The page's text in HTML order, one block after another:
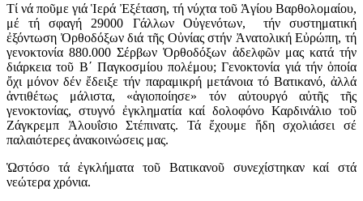
Τί νά ποῦμε γιά Ἱερά Ἐξέταση, τή νύχτα τοῦ Ἁγίου Βαρθολομαίου,
μέ τή σφαγή 29000 Γάλλων Οὐγενότων, τήν συστηματική
ἐξόντωση Ὀρθοδόξων διά τῆς Οὐνίας στήν Ἀνατολική Εὐρώπη, τή
γενοκτονία 880.000 Σέρβων Ὀρθοδόξων ἀδελφῶν μας κατά τήν
διάρκεια τοῦ Β΄ Παγκοσμίου πολέμου; Γενοκτονία γιά τήν ὁποία
ὄχι μόνον δέν ἔδειξε τήν παραμικρή μετάνοια τό Βατικανό, ἀλλά
ἀντιθέτως μάλιστα, «ἁγιοποίησε» τόν αὐτουργό αὐτῆς τῆς
γενοκτονίας, στυγνό ἐγκληματία καί δολοφόνο Καρδινάλιο τοῦ
Ζάγκρεμπ Ἀλουΐσιο Στέπινατς. Τά ἔχουμε ἤδη σχολιάσει σέ
παλαιότερες ἀνακοινώσεις μας.
Ὡστόσο τά ἐγκλήματα τοῦ Βατικανοῦ συνεχίστηκαν καί στά
νεώτερα χρόνια.